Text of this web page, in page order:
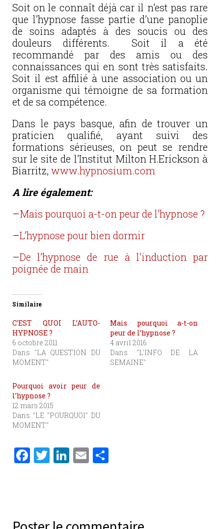
Soit on le connaît déjà car il n’est pas rare
que l’hypnose fasse partie d’une panoplie
de soins adaptés à des soucis ou des
douleurs différents. Soit il a été
recommandé par des amis ou des
connaissances qui en sont très satisfaits.
Soit il est affilié à une association ou un
organisme qui témoigne de sa formation
et de sa compétence.
Dans le pays basque, afin de trouver un
praticien qualifié, ayant suivi des
formations sérieuses, on peut se rendre
sur le site de l’Institut Milton H.Erickson à
Biarritz, www.hypnosium.com
A lire également:
–Mais pourquoi a-t-on peur de l’hypnose ?
–L’hypnose pour bien dormir
–De l’hypnose de rue à l’induction par
poignée de main
Similaire
C’EST QUOI L’AUTO-
HYPNOSE ?
6 octobre 2011
Dans "LA QUESTION DU
MOMENT"
Mais pourquoi a-t-on
peur de l’hypnose ?
4 avril 2016
Dans "L'INFO DE LA
SEMAINE"
Pourquoi avoir peur de
l’hypnose ?
12 mars 2015
Dans "LE "POURQUOI" DU
MOMENT"
F
b
T
r
Li E
er